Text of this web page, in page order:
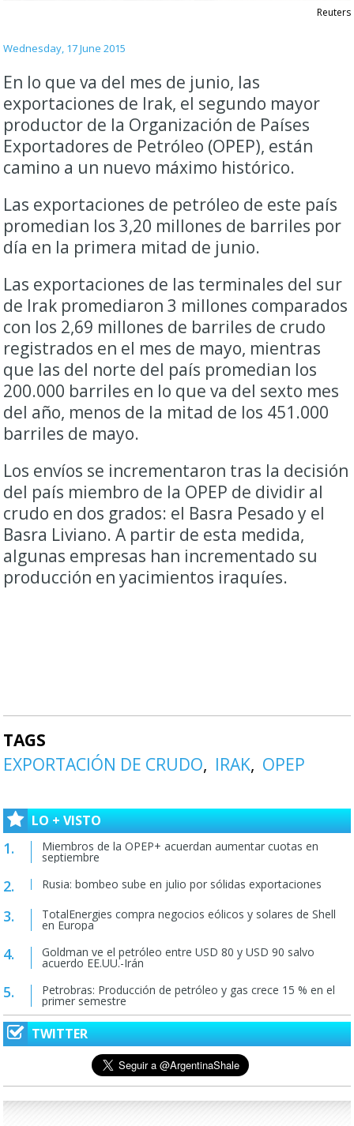
Reuters
Wednesday, 17 June 2015
En lo que va del mes de junio, las
exportaciones de Irak, el segundo mayor
productor de la Organización de Países
Exportadores de Petróleo (OPEP), están
camino a un nuevo máximo histórico.
Las exportaciones de petróleo de este país
promedian los 3,20 millones de barriles por
día en la primera mitad de junio.
Las exportaciones de las terminales del sur
de Irak promediaron 3 millones comparados
con los 2,69 millones de barriles de crudo
registrados en el mes de mayo, mientras
que las del norte del país promedian los
200.000 barriles en lo que va del sexto mes
del año, menos de la mitad de los 451.000
barriles de mayo.
Los envíos se incrementaron tras la decisión
del país miembro de la OPEP de dividir al
crudo en dos grados: el Basra Pesado y el
Basra Liviano. A partir de esta medida,
algunas empresas han incrementado su
producción en yacimientos iraquíes.
TAGS
EXPORTACIÓN DE CRUDO
IRAK OPEP
LO + VISTO
Miembros de la OPEP+ acuerdan aumentar cuotas en
septiembre
Rusia: bombeo sube en julio por sólidas exportaciones
TotalEnergies compra negocios eólicos y solares de Shell
en Europa
Goldman ve el petróleo entre USD 80 y USD 90 salvo
acuerdo EE.UU.-Irán
Petrobras: Producción de petróleo y gas crece 15 % en el
primer semestre
TWITTER